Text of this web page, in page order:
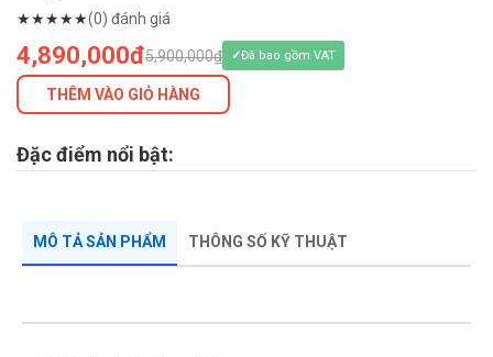
★★★★★(0) đánh giá
4,890,000đ5,900,000₫ Đã bao gồm VAT
THÊM VÀO GIỎ HÀNG
Đặc điểm nổi bật:
MÔ TẢ SẢN PHẨM THÔNG SỐ KỸ THUẬT